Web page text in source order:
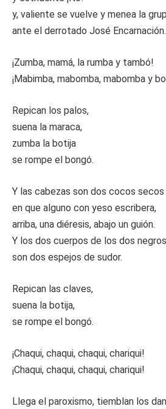
y, valiente se vuelve y menea la
ante el derrotado José Encarnación.
¡Zumba, mamá, la rumba y tambó!
¡Mabimba, mabomba, mabomba y
Repican los palos,
suena la maraca,
zumba la botija
se rompe el bongó.
Y las cabezas son dos cocos secos
en que alguno con yeso escribera,
arriba, una diéresis, abajo un guión.
Y los dos cuerpos de los dos negros
son dos espejos de sudor.
Repican las claves,
suena la botija,
se rompe el bongó.
¡Chaqui, chaqui, chaqui, chariqui!
¡Chaqui, chaqui, chaqui, chariqui!
Llega el paroxismo, tiemblan los